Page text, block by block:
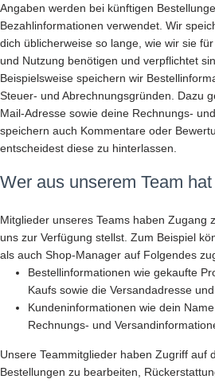
Angaben werden bei künftigen
Bezahlinformationen verwendet. Wir
dich üblicherweise so lange, wie wir sie
und Nutzung benötigen und verpflichtet
Beispielsweise speichern wir
Steuer- und Abrechnungsgründen. Dazu
Mail-Adresse sowie deine Rechnungs-
speichern auch Kommentare oder
entscheidest diese zu hinterlassen.
Wer aus unserem Team
Mitglieder unseres Teams haben Zugang
uns zur Verfügung stellst. Zum Beispiel
als auch Shop-Manager auf Folgendes
Bestellinformationen wie gekaufte
Kaufs sowie die Versandadresse und
Kundeninformationen wie dein
Rechnungs- und
Unsere Teammitglieder haben Zugriff auf
Bestellungen zu bearbeiten,